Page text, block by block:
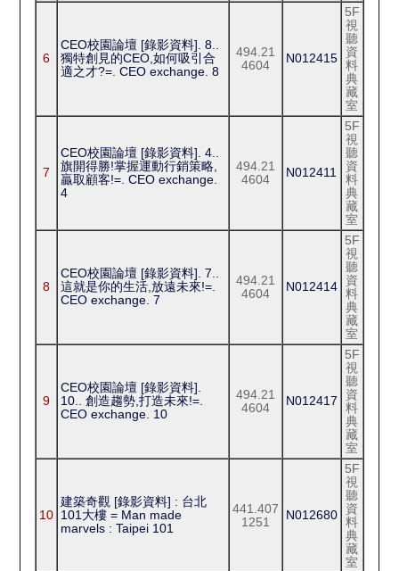
6
CEO校園論壇 [錄影資料]. 8..
獨特創見的CEO,如何吸引合
適之才?=. CEO exchange. 8
494.21
4604
N012415
5F
視
聽
資
料
典
藏
室
7
CEO校園論壇 [錄影資料]. 4..
旗開得勝!掌握運動行銷策略,
贏取顧客!=. CEO exchange.
4
494.21
4604
N012411
5F
視
聽
資
料
典
藏
室
8
CEO校園論壇 [錄影資料]. 7..
這就是你的生活,放遠未來!=.
CEO exchange. 7
494.21
4604
N012414
5F
視
聽
資
料
典
藏
室
9
CEO校園論壇 [錄影資料].
10.. 創造趨勢,打造未來!=.
CEO exchange. 10
494.21
4604
N012417
5F
視
聽
資
料
典
藏
室
10
建築奇觀 [錄影資料] : 台北
101大樓 = Man made
marvels : Taipei 101
441.407
1251
N012680
5F
視
聽
資
料
典
藏
室